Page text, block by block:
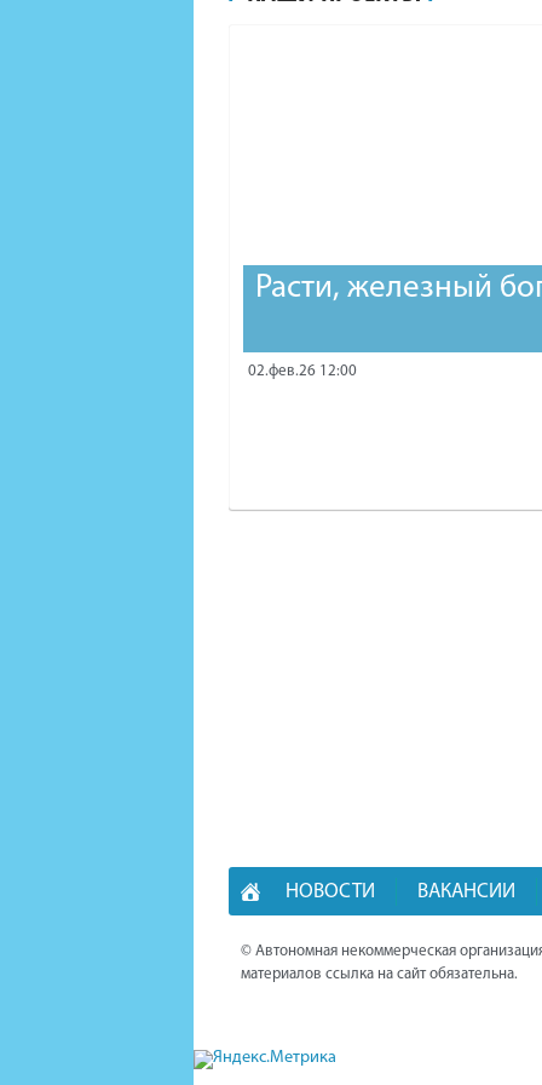
Расти, железный
02.фев.26 12:00
НОВОСТИ ВАКАНСИИ
© Автономная некоммерческая
материалов ссылка на сайт обязательна.